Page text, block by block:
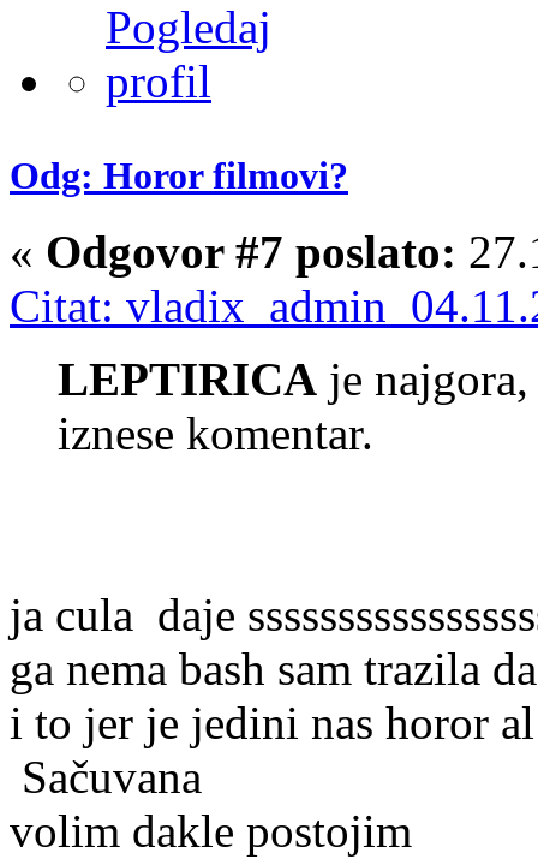
Odg: Horor filmovi?
« Odgovor #7 poslato:
Citat: vladix_admin
LEPTIRICA je
iznese komentar.
ja cula daje
ga nema bash sam trazila
i to jer je jedini nas horor
Sačuvana
volim dakle postojim